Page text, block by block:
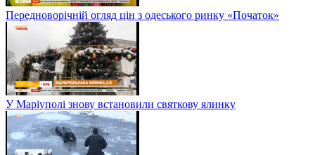
Передноворічній огляд цін з одеського ринку «Початок»
У Маріуполі знову встановили святкову ялинку